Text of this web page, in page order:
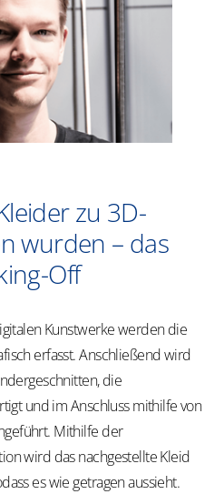
zu 3D-
wurden – das
Off
Kunstwerke werden die
erfasst. Anschließend wird
die
und im Anschluss mithilfe von
Mithilfe der
wird das nachgestellte Kleid
es wie getragen aussieht.